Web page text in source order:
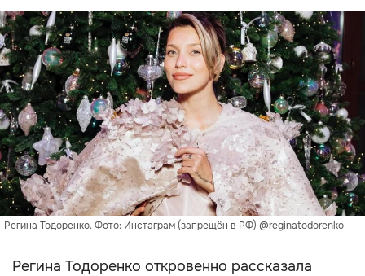
Регина Тодоренко. Фото: Инстаграм (запрещён в РФ) @reginatodorenko
Регина Тодоренко откровенно рассказала